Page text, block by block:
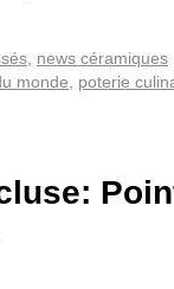
news céramiques
monde
poterie